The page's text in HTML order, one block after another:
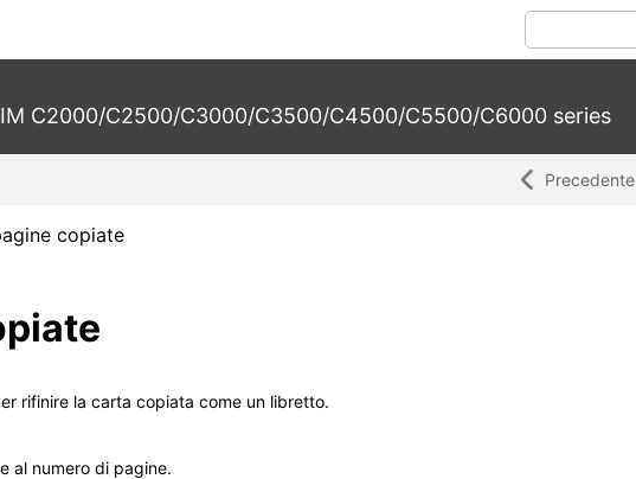
IM C2000/C2500/C3000/C3500/C4500/C5500/C6000 series
Precedente
copiate
rifinire la carta copiata come un libretto.
al numero di pagine.